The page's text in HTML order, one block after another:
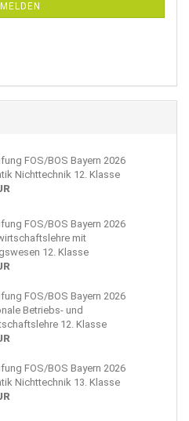
FOS/BOS Bayern 2026
Nichttechnik 12. Klasse
FOS/BOS Bayern 2026
mit
12. Klasse
FOS/BOS Bayern 2026
Betriebs- und
12. Klasse
FOS/BOS Bayern 2026
Nichttechnik 13. Klasse